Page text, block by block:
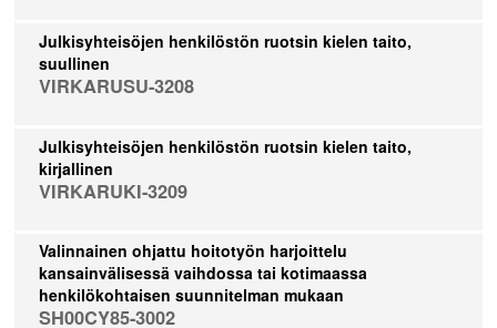
Julkisyhteisöjen henkilöstön ruotsin kielen taito,
suullinen
VIRKARUSU-3208
Julkisyhteisöjen henkilöstön ruotsin kielen taito,
kirjallinen
VIRKARUKI-3209
Valinnainen ohjattu hoitotyön harjoittelu
kansainvälisessä vaihdossa tai kotimaassa
henkilökohtaisen suunnitelman mukaan
SH00CY85-3002